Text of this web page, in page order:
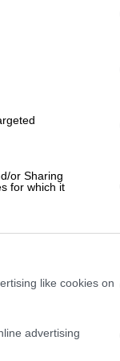
or Sharing
for which it
like cookies on
advertising
αγορές
Ο δασμός
ανά
είδος